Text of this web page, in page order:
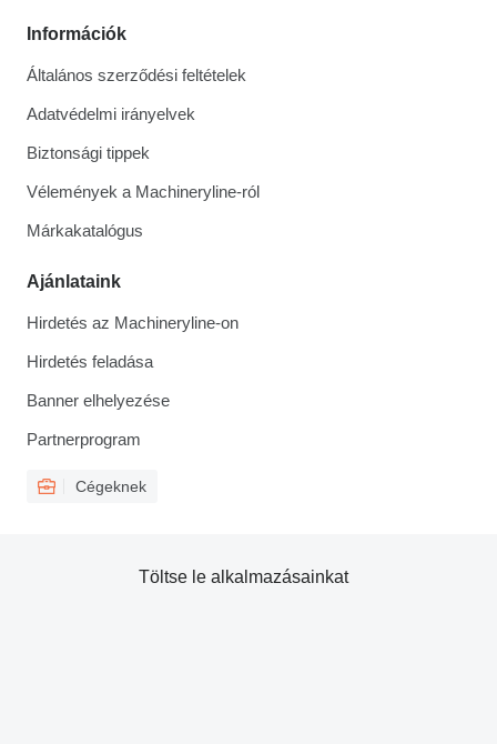
Információk
Általános szerződési feltételek
Adatvédelmi irányelvek
Biztonsági tippek
Vélemények a Machineryline-ról
Márkakatalógus
Ajánlataink
Hirdetés az Machineryline-on
Hirdetés feladása
Banner elhelyezése
Partnerprogram
Cégeknek
Töltse le alkalmazásainkat